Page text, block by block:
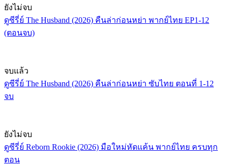
ยังไม่จบ
ดูซีรี่ย์ The Husband (2026) คืนล่าก่อนหย่า พากย์ไทย EP1-12
(ตอนจบ)
จบแล้ว
ดูซีรี่ย์ The Husband (2026) คืนล่าก่อนหย่า ซับไทย ตอนที่ 1-12
จบ
ยังไม่จบ
ดูซีรี่ย์ Reborn Rookie (2026) มือใหม่หัดแค้น พากย์ไทย ครบทุก
ตอน